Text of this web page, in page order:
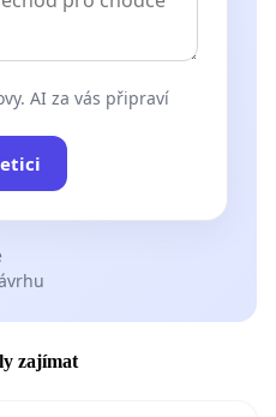
AI za vás připraví
zajímat